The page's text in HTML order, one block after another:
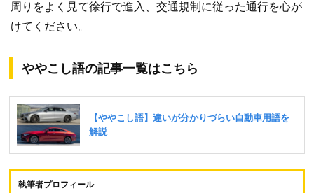
周りをよく見て徐行で進入、交通規制に従った通行を心が
けてください。
ややこし語の記事一覧はこちら
執筆者プロフィール